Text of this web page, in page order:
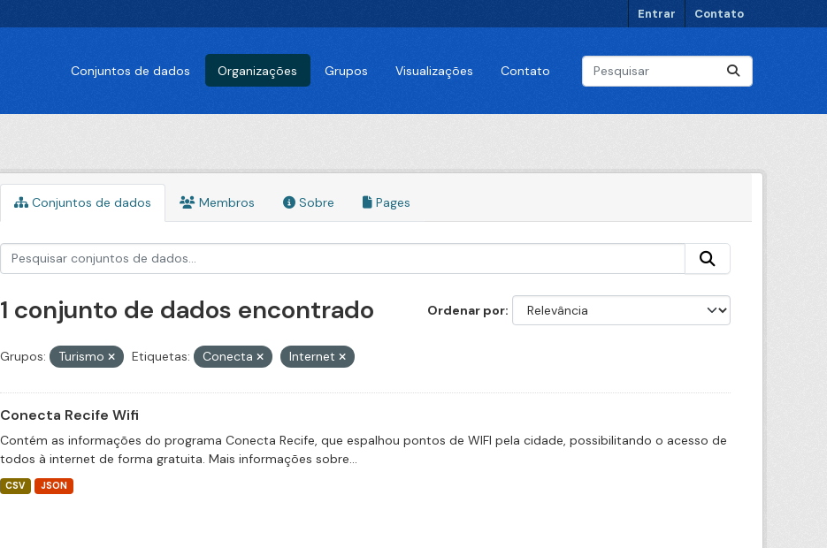
Entrar Contato
Conjuntos de dados Organizações Grupos Visualizações Contato
Conjuntos de dados Membros Sobre Pages
Ordenar por
1 conjunto de dados encontrado
Grupos: Turismo Etiquetas: Conecta Internet
Conecta Recife Wifi
Contém as informações do programa Conecta Recife, que espalhou pontos de WIFI pela cidade, possibilitando o acesso de
todos à internet de forma gratuita. Mais informações sobre...
CSV JSON